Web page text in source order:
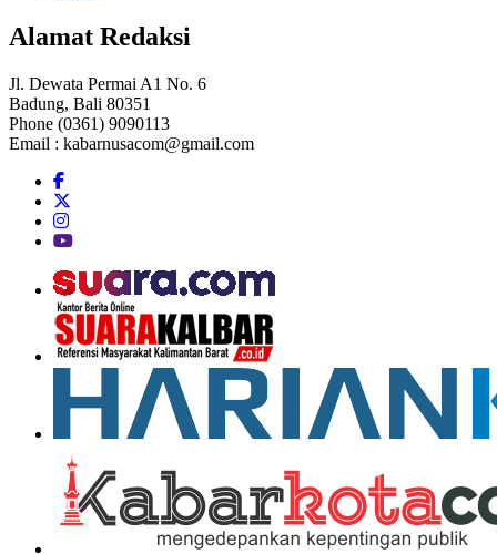
Alamat Redaksi
Jl. Dewata Permai A1 No. 6
Badung, Bali 80351
Phone (0361) 9090113
Email : kabarnusacom@gmail.com